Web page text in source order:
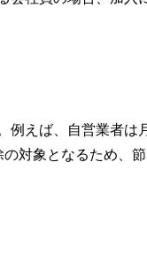
例えば、自営業者は
の対象となるため、節